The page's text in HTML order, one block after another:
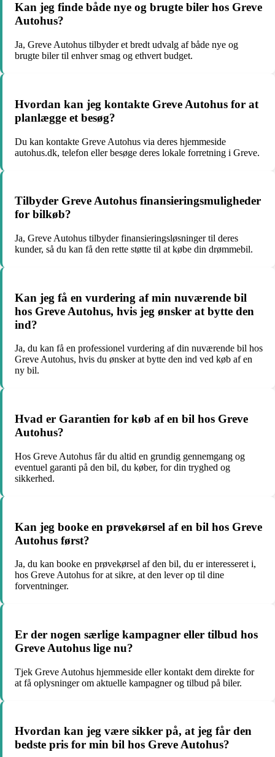
Kan jeg finde både nye og brugte biler hos Greve
Autohus?
Ja, Greve Autohus tilbyder et bredt udvalg af både nye og
brugte biler til enhver smag og ethvert budget.
Hvordan kan jeg kontakte Greve Autohus for at
planlægge et besøg?
Du kan kontakte Greve Autohus via deres hjemmeside
autohus.dk, telefon eller besøge deres lokale forretning i Greve.
Tilbyder Greve Autohus finansieringsmuligheder
for bilkøb?
Ja, Greve Autohus tilbyder finansieringsløsninger til deres
kunder, så du kan få den rette støtte til at købe din drømmebil.
Kan jeg få en vurdering af min nuværende bil
hos Greve Autohus, hvis jeg ønsker at bytte den
ind?
Ja, du kan få en professionel vurdering af din nuværende bil hos
Greve Autohus, hvis du ønsker at bytte den ind ved køb af en
ny bil.
Hvad er Garantien for køb af en bil hos Greve
Autohus?
Hos Greve Autohus får du altid en grundig gennemgang og
eventuel garanti på den bil, du køber, for din tryghed og
sikkerhed.
Kan jeg booke en prøvekørsel af en bil hos Greve
Autohus først?
Ja, du kan booke en prøvekørsel af den bil, du er interesseret i,
hos Greve Autohus for at sikre, at den lever op til dine
forventninger.
Er der nogen særlige kampagner eller tilbud hos
Greve Autohus lige nu?
Tjek Greve Autohus hjemmeside eller kontakt dem direkte for
at få oplysninger om aktuelle kampagner og tilbud på biler.
Hvordan kan jeg være sikker på, at jeg får den
bedste pris for min bil hos Greve Autohus?